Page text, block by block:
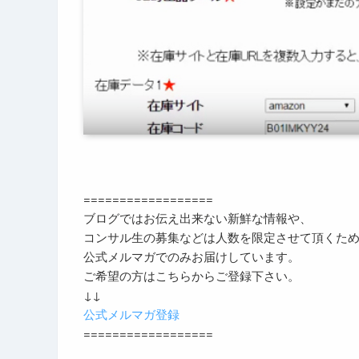
==================
ブログではお伝え出来ない新鮮な情報や、
コンサル生の募集などは人数を限定させて頂くため
公式メルマガでのみお届けしています。
ご希望の方はこちらからご登録下さい。
↓↓
公式メルマガ登録
==================